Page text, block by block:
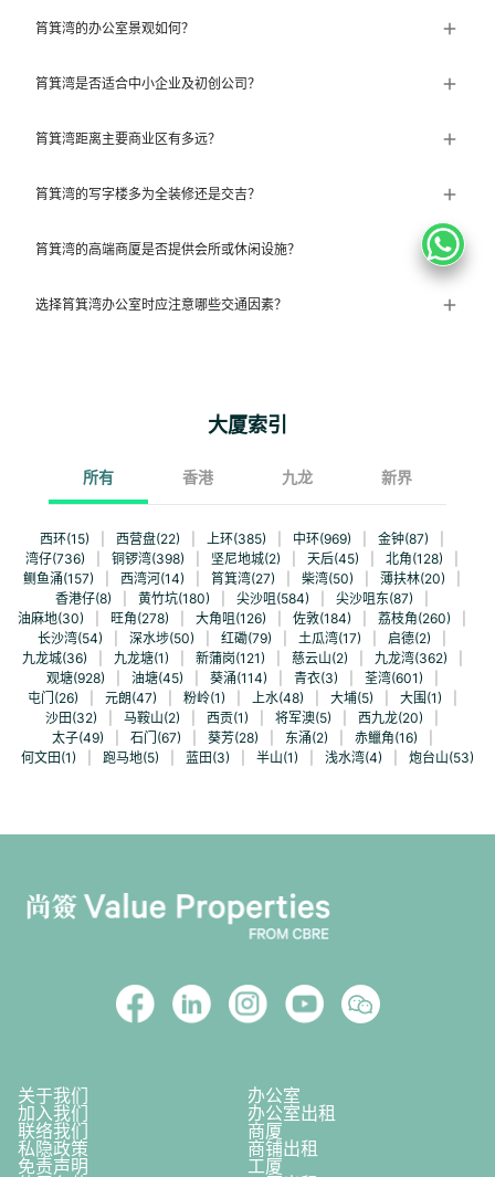
筲箕湾的办公室景观如何？
筲箕湾是否适合中小企业及初创公司？
筲箕湾距离主要商业区有多远？
筲箕湾的写字楼多为全装修还是交吉？
筲箕湾的高端商厦是否提供会所或休闲设施？
选择筲箕湾办公室时应注意哪些交通因素？
大厦索引
所有 香港 九龙 新界
西环(15) 西营盘(22) 上环(385) 中环(969) 金钟(87)
湾仔(736)
铜锣湾(398) 坚尼地城(2) 天后(45) 北角(128)
鲗鱼涌(157)
西湾河(14) 筲箕湾(27) 柴湾(50) 薄扶林(20)
香港仔(8)
黄竹坑(180) 尖沙咀(584) 尖沙咀东(87)
油麻地(30)
旺角(278) 大角咀(126) 佐敦(184) 荔枝角(260)
长沙湾(54)
深水埗(50) 红磡(79) 土瓜湾(17) 启德(2)
九龙城(36)
九龙塘(1) 新蒲岗(121) 慈云山(2) 九龙湾(362)
观塘(928)
油塘(45) 葵涌(114) 青衣(3) 荃湾(601)
屯门(26)
元朗(47) 粉岭(1) 上水(48) 大埔(5) 大围(1)
沙田(32)
马鞍山(2) 西贡(1) 将军澳(5) 西九龙(20)
太子(49)
石门(67) 葵芳(28) 东涌(2) 赤鱲角(16)
何文田(1)
跑马地(5) 蓝田(3) 半山(1) 浅水湾(4) 炮台山(53)
关于我们 办公室
加入我们 办公室出租
联络我们 商厦
私隐政策 商铺出租
免责声明 工厦